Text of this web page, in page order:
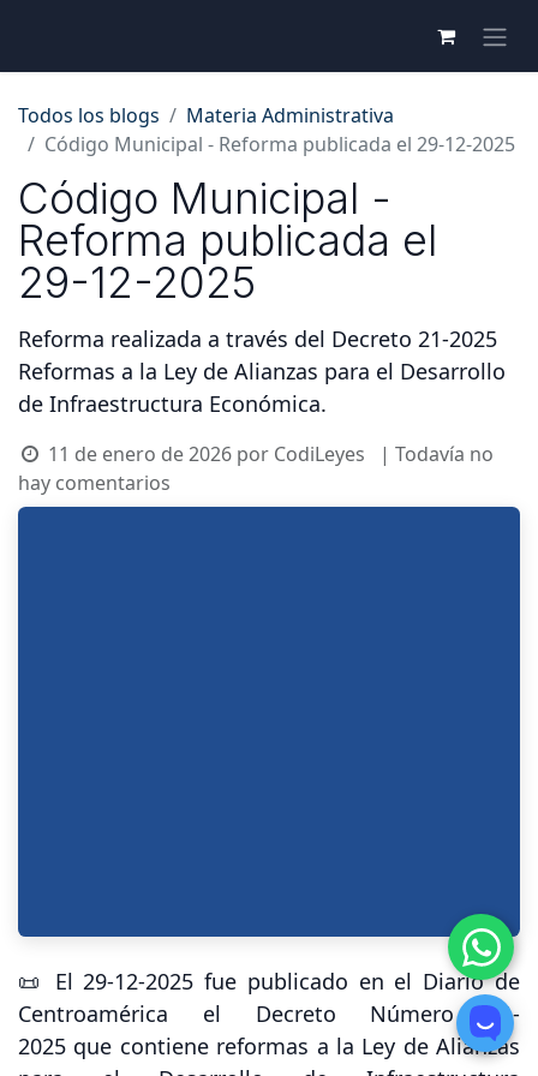
Todos los blogs
Materia Administrativa
Código Municipal - Reforma publicada el 29-12-2025
Código Municipal -
Reforma publicada el
29-12-2025
Reforma realizada a través del Decreto 21-2025
Reformas a la Ley de Alianzas para el Desarrollo
de Infraestructura Económica.
11 de enero de 2026 por CodiLeyes
| Todavía no
hay comentarios
📜 El 29-12-2025 fue publicado en el Diario de
Centroamérica el Decreto Número 21-
2025 que contiene reformas a la Ley de Alianzas